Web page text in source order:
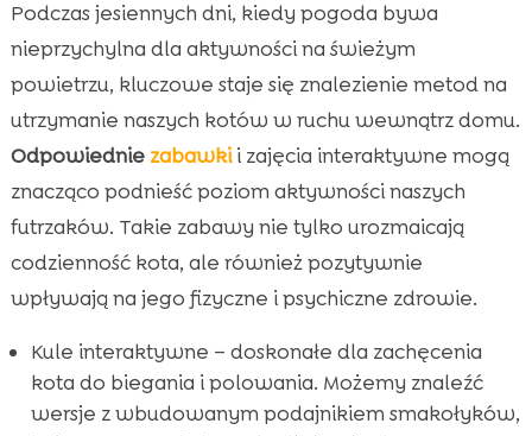
Podczas jesiennych dni, kiedy pogoda bywa
nieprzychylna dla aktywności na świeżym
powietrzu, kluczowe staje się znalezienie metod na
utrzymanie naszych kotów w ruchu wewnątrz domu.
Odpowiednie zabawkii zajęcia interaktywne mogą
znacząco podnieść poziom aktywności naszych
futrzaków. Takie zabawy nie tylko urozmaicają
codzienność kota, ale również pozytywnie
wpływają na jego fizyczne i psychiczne zdrowie.
Kule interaktywne – doskonałe dla zachęcenia
kota do biegania i polowania. Możemy znaleźć
wersje z wbudowanym podajnikiem smakołyków,